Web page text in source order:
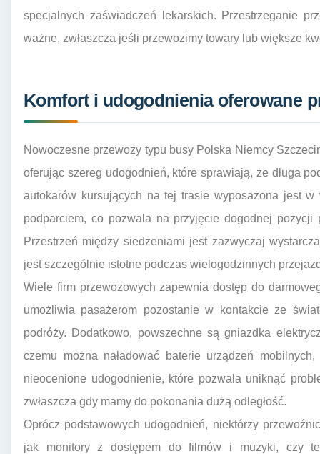
specjalnych zaświadczeń lekarskich. Przestrzeganie
ważne, zwłaszcza jeśli przewozimy towary lub większe
Komfort i udogodnienia oferowane
Nowoczesne przewozy typu busy Polska Niemcy
oferując szereg udogodnień, które sprawiają, że długa
autokarów kursujących na tej trasie wyposażona jest w
podparciem, co pozwala na przyjęcie dogodnej
Przestrzeń między siedzeniami jest zazwyczaj
jest szczególnie istotne podczas wielogodzinnych
Wiele firm przewozowych zapewnia dostęp do
umożliwia pasażerom pozostanie w kontakcie ze
podróży. Dodatkowo, powszechne są gniazdka
czemu można naładować baterie urządzeń
nieocenione udogodnienie, które pozwala uniknąć
zwłaszcza gdy mamy do pokonania dużą odległość.
Oprócz podstawowych udogodnień, niektórzy
jak monitory z dostępem do filmów i muzyki, czy